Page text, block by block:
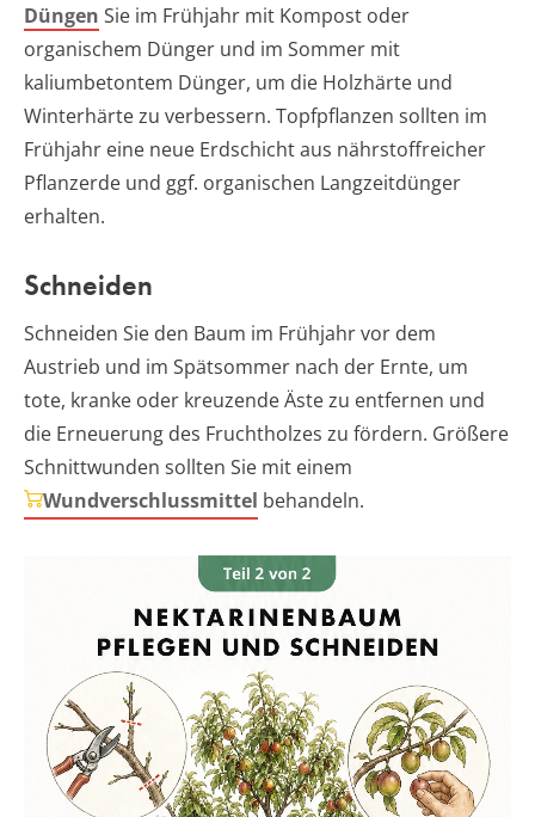
Düngen Sie im Frühjahr mit Kompost oder
organischem Dünger und im Sommer mit
kaliumbetontem Dünger, um die Holzhärte und
Winterhärte zu verbessern. Topfpflanzen sollten im
Frühjahr eine neue Erdschicht aus nährstoffreicher
Pflanzerde und ggf. organischen Langzeitdünger
erhalten.
Schneiden
Schneiden Sie den Baum im Frühjahr vor dem
Austrieb und im Spätsommer nach der Ernte, um
tote, kranke oder kreuzende Äste zu entfernen und
die Erneuerung des Fruchtholzes zu fördern. Größere
Schnittwunden sollten Sie mit einem
Wundverschlussmittel behandeln.